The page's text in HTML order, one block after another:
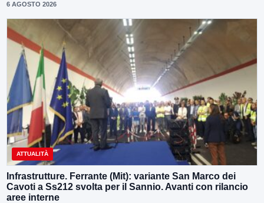
6 AGOSTO 2026
ATTUALITÀ
Infrastrutture. Ferrante (Mit): variante San Marco dei
Cavoti a Ss212 svolta per il Sannio. Avanti con rilancio
aree interne